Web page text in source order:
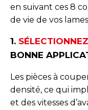
en suivant ces 8
de vie de vos
1.
BONNE
Les pièces à
densité, ce qui
et des vitesses